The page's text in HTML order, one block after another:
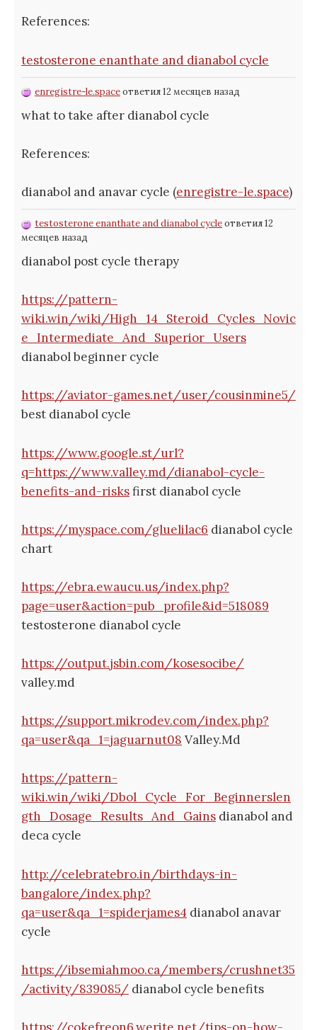
References:
testosterone enanthate and dianabol cycle
enregistre-le.spaceответил 12 месяцев назад
what to take after dianabol cycle
References:
dianabol and anavar cycle (enregistre-le.space)
testosterone enanthate and dianabol cycleответил 12
месяцев назад
dianabol post cycle therapy
https://pattern-
wiki.win/wiki/High_14_Steroid_Cycles_Novic
e_Intermediate_And_Superior_Users
dianabol beginner cycle
https://aviator-games.net/user/cousinmine5/
best dianabol cycle
https://www.google.st/url?
q=https://www.valley.md/dianabol-cycle-
benefits-and-risksfirst dianabol cycle
https://myspace.com/gluelilac6 dianabol cycle
chart
https://ebra.ewaucu.us/index.php?
page=user&action=pub_profile&id=518089
testosterone dianabol cycle
https://output.jsbin.com/kosesocibe/
valley.md
https://support.mikrodev.com/index.php?
qa=user&qa_1=jaguarnut08 Valley.Md
https://pattern-
wiki.win/wiki/Dbol_Cycle_For_Beginnerslen
gth_Dosage_Results_And_Gains dianabol and
deca cycle
http://celebratebro.in/birthdays-in-
bangalore/index.php?
qa=user&qa_1=spiderjames4 dianabol anavar
cycle
https://ibsemiahmoo.ca/members/crushnet35
/activity/839085/ dianabol cycle benefits